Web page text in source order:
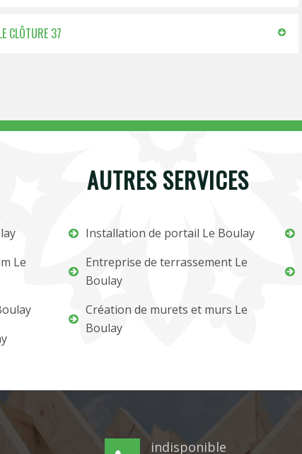
CLÔTURE 37
AUTRES SERVICES
Le
Installation de portail Le Boulay
Entreprise de terrassement Le
Boulay
Création de murets et murs Le
Boulay
indisponible